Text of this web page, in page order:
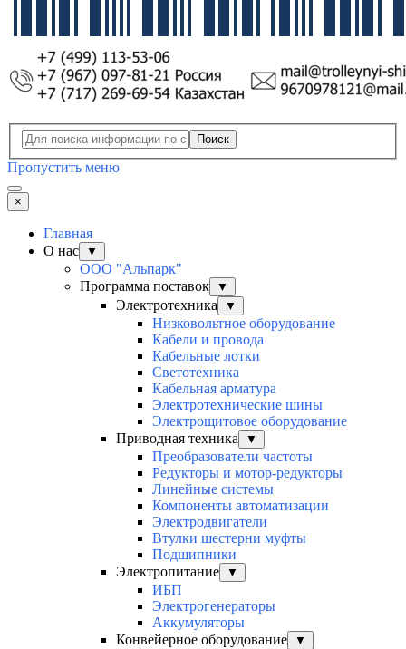
Поиск
Пропустить меню
×
Главная
О нас
▼
ООО "Альпарк"
Программа поставок
▼
Электротехника ▼
Низковольтное оборудование
Кабели и провода
Кабельные лотки
Светотехника
Кабельная арматура
Электротехнические шины
Электрощитовое оборудование
Приводная техника
▼
Преобразователи частоты
Редукторы и мотор-редукторы
Линейные системы
Компоненты автоматизации
Электродвигатели
Втулки шестерни муфты
Подшипники
Электропитание
▼
ИБП
Электрогенераторы
Аккумуляторы
Конвейерное оборудование
▼